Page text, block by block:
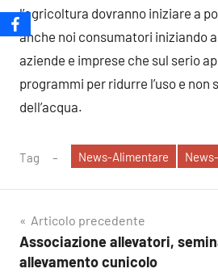
l’agricoltura dovranno iniziare a
anche noi consumatori iniziando
aziende e imprese che sul serio
programmi per ridurre l’uso e non
dell’acqua.
Tag News-Alimentare
Navigazione
articoli
Articolo precedente
Associazione allevatori,
allevamento cunicolo